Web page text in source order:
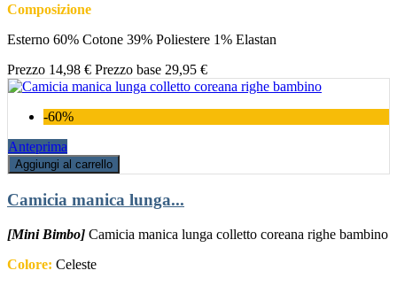
Composizione
Esterno 60% Cotone 39% Poliestere 1% Elastan
Prezzo 14,98 € Prezzo base 29,95 €
-60%
Anteprima
Aggiungi al carrello
Camicia manica lunga...
[Mini Bimbo] Camicia manica lunga colletto coreana righe bambino
Colore: Celeste